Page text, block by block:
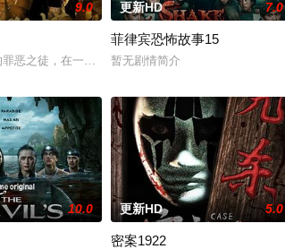
失踪后，他踏上了寻母之旅。这不仅是对母亲下落的
9.0
恶之徒，在一次盗宝途中遇到神秘事件集体神秘消
更新HD 7.0
菲律宾恐怖故事15
暂无剧情简介
10.0 更新HD 5.0
密案1922